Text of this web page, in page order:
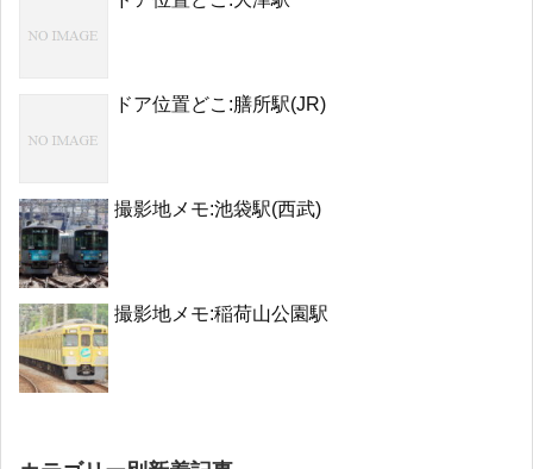
ドア位置どこ:膳所駅(JR)
撮影地メモ:池袋駅(西武)
撮影地メモ:稲荷山公園駅